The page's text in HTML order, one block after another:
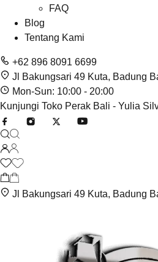
FAQ
Blog
Tentang Kami
+62 896 8091 6699
Jl Bakungsari 49 Kuta, Badung
Mon-Sun: 10:00 - 20:00
Kunjungi Toko Perak Bali - Yulia
Jl Bakungsari 49 Kuta, Badung